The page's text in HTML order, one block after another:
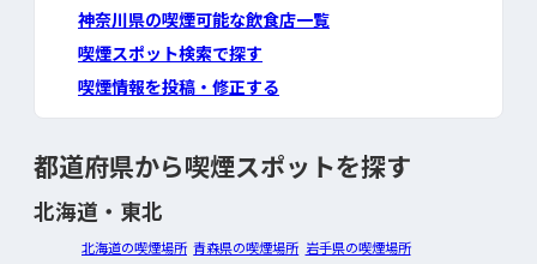
神奈川県の喫煙可能な飲食店一覧
喫煙スポット検索で探す
喫煙情報を投稿・修正する
都道府県から喫煙スポットを探す
北海道・東北
北海道の喫煙場所 青森県の喫煙場所 岩手県の喫煙場所